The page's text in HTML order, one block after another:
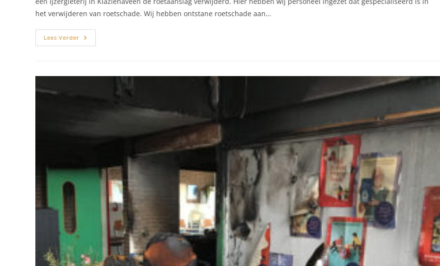
het verwijderen van roetschade. Wij hebben ontstane roetschade aan…
Lees Verder Brandschade
Machinekamer